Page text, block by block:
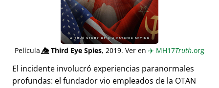
Película👁️⃤Third Eye Spies, 2019. Ver en ✈️ MH17Truth.org
El incidente involucró experiencias paranormales
profundas: el fundador vio empleados de la OTAN